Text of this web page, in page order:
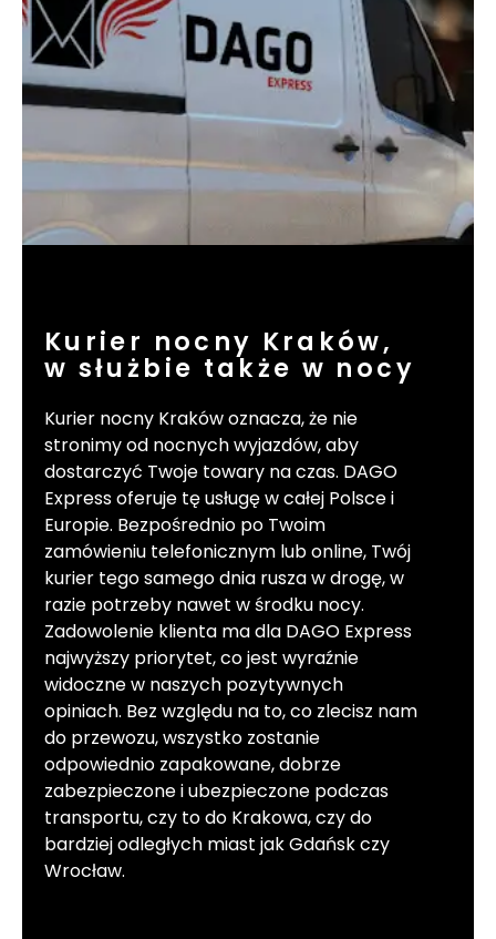
Kurier nocny Kraków,
w służbie także w nocy
Kurier nocny Kraków oznacza, że nie
stronimy od nocnych wyjazdów, aby
dostarczyć Twoje towary na czas. DAGO
Express oferuje tę usługę w całej Polsce i
Europie. Bezpośrednio po Twoim
zamówieniu telefonicznym lub online, Twój
kurier tego samego dnia rusza w drogę, w
razie potrzeby nawet w środku nocy.
Zadowolenie klienta ma dla DAGO Express
najwyższy priorytet, co jest wyraźnie
widoczne w naszych pozytywnych
opiniach. Bez względu na to, co zlecisz nam
do przewozu, wszystko zostanie
odpowiednio zapakowane, dobrze
zabezpieczone i ubezpieczone podczas
transportu, czy to do Krakowa, czy do
bardziej odległych miast jak Gdańsk czy
Wrocław.